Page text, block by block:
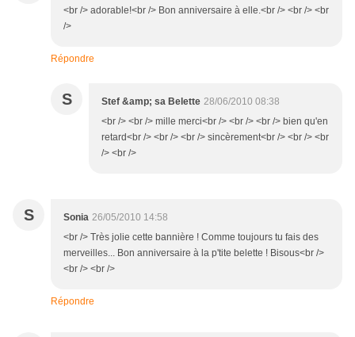
<br /> adorable!<br /> Bon anniversaire à elle.<br /> <br /> <br
/>
Répondre
S Stef &amp; sa Belette 28/06/2010 08:38
<br /> <br /> mille merci<br /> <br /> <br /> bien qu'en
retard<br /> <br /> <br /> sincèrement<br /> <br /> <br
/> <br />
S Sonia 26/05/2010 14:58
<br /> Très jolie cette bannière ! Comme toujours tu fais des
merveilles... Bon anniversaire à la p'tite belette ! Bisous<br />
<br /> <br />
Répondre